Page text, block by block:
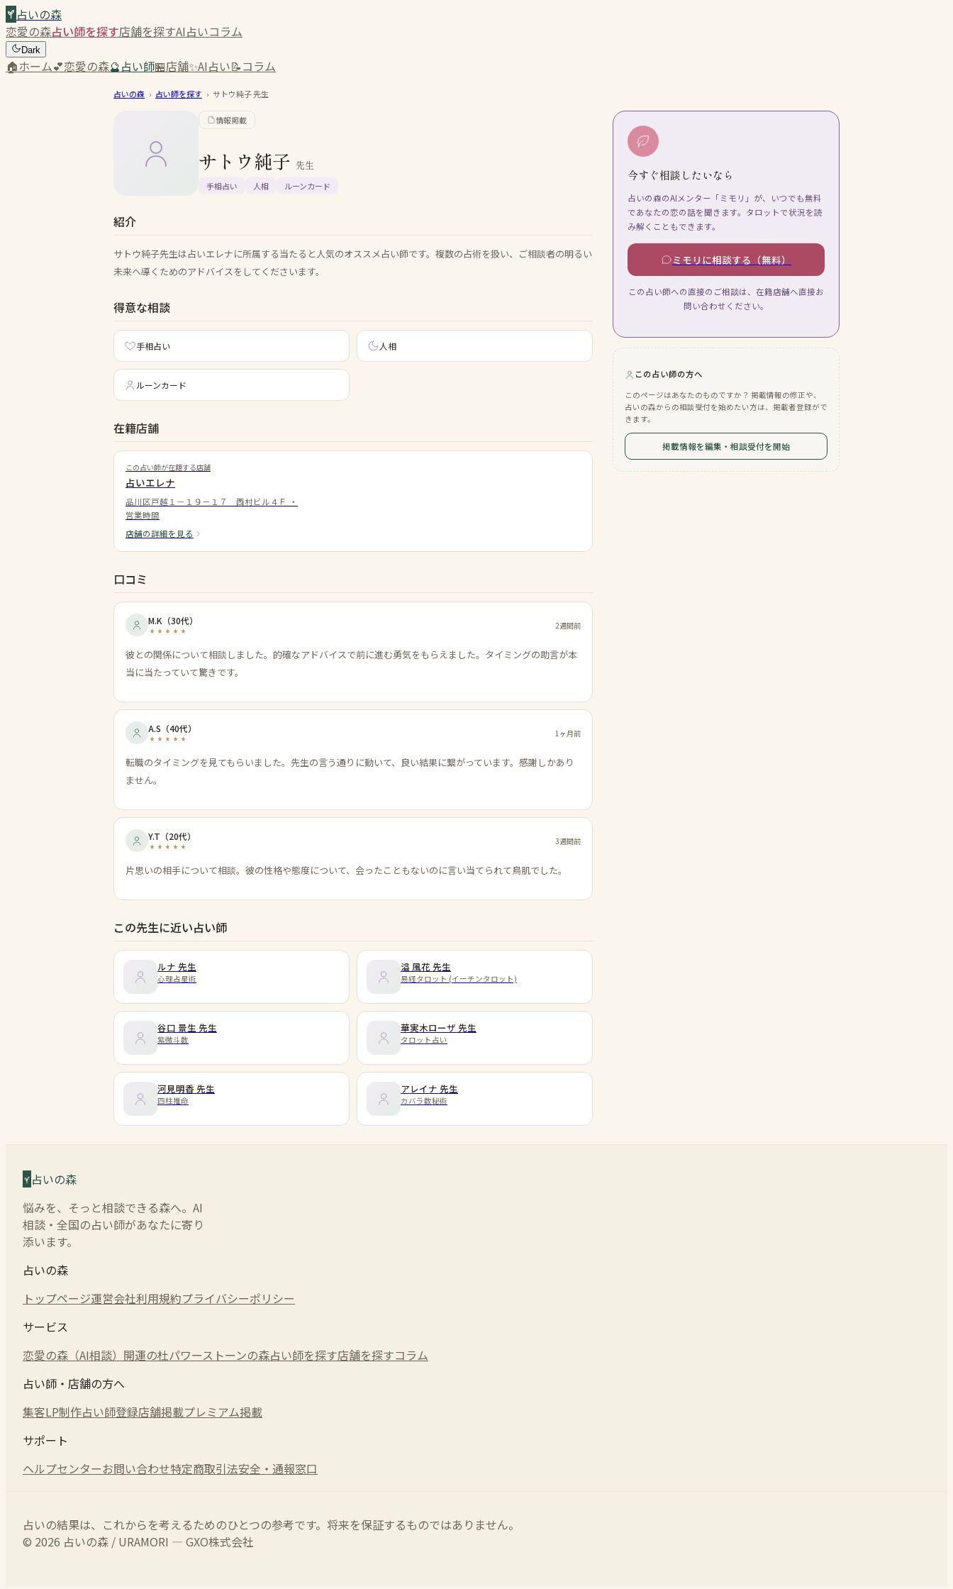
占いの森
恋愛の森占い師を探す店舗を探すAI占いコラム
Dark
🏠ホーム💕恋愛の森🔮占い師🏪店舗✨AI占い📝コラム
占いの森 › 占い師を探す › サトウ純子先生
情報掲載
サトウ純子 先生
手相占い 人相 ルーンカード
紹介
サトウ純子先生は占いエレナに所属する当たると人気のオススメ占い師です。複数の占術を扱い、ご相談者の明るい
未来へ導くためのアドバイスをしてくださいます。
得意な相談
手相占い 人相
ルーンカード
在籍店舗
この占い師が在籍する店舗
占いエレナ
品川区戸越１－１９－１７ 西村ビル４Ｆ
・
営業時間
店舗の詳細を見る
口コミ
M.K （30代） 2週間前
彼との関係について相談しました。的確なアドバイスで前に進む勇気をもらえました。タイミングの助言が本
当に当たっていて驚きです。
A.S （40代） 1ヶ月前
転職のタイミングを見てもらいました。先生の言う通りに動いて、良い結果に繋がっています。感謝しかあり
ません。
Y.T （20代） 3週間前
片思いの相手について相談。彼の性格や態度について、会ったこともないのに言い当てられて鳥肌でした。
この先生に近い占い師
ルナ 先生
心理占星術
溢 風花 先生
易経タロット (イーチンタロット)
谷口 景生 先生
紫微斗数
華実木ローザ 先生
タロット占い
河見明香 先生
四柱推命
アレイナ 先生
カバラ数秘術
今すぐ相談したいなら
占いの森のAIメンター「ミモリ」が、いつでも無料
であなたの恋の話を聞きます。タロットで状況を読
み解くこともできます。
ミモリに相談する（無料）
この占い師への直接のご相談は、在籍店舗へ直接お
問い合わせください。
この占い師の方へ
このページはあなたのものですか？ 掲載情報の修正や、
占いの森からの相談受付を始めたい方は、掲載者登録がで
きます。
掲載情報を編集・相談受付を開始
占いの森
悩みを、そっと相談できる森へ。AI
相談・全国の占い師があなたに寄り
添います。
占いの森
トップページ運営会社利用規約プライバシーポリシー
サービス
恋愛の森（AI相談） 開運の杜パワーストーンの森占い師を探す店舗を探すコラム
占い師・店舗の方へ
集客LP制作占い師登録店舗掲載プレミアム掲載
サポート
ヘルプセンターお問い合わせ特定商取引法安全・通報窓口
占いの結果は、これからを考えるためのひとつの参考です。将来を保証するものではありません。
© 2026 占いの森 / URAMORI — GXO株式会社